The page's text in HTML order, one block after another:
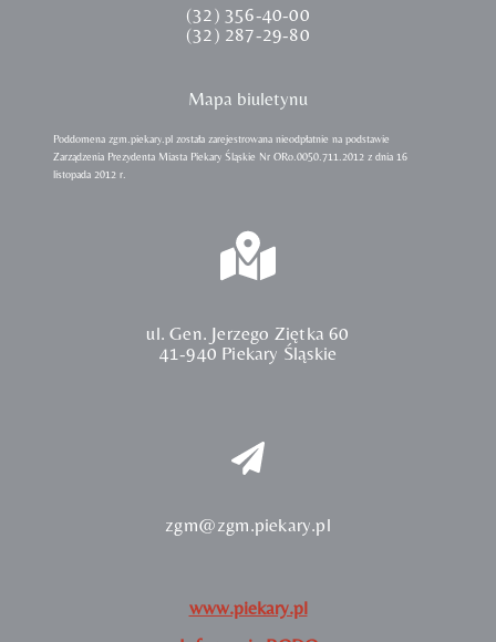
(32) 356-40-00
(32) 287-29-80
Mapa biuletynu
Poddomena zgm.piekary.pl została zarejestrowana nieodpłatnie na podstawie
Zarządzenia Prezydenta Miasta Piekary Śląskie Nr ORo.0050.711.2012 z dnia 16
listopada 2012 r.
ul. Gen. Jerzego Ziętka 60
41-940 Piekary Śląskie
zgm@zgm.piekary.pl
www.piekary.pl